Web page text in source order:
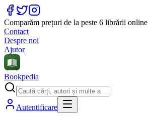
Comparăm prețuri de la peste 6 librării online
Contact
Despre noi
Ajutor
Bookpedia
Autentificare